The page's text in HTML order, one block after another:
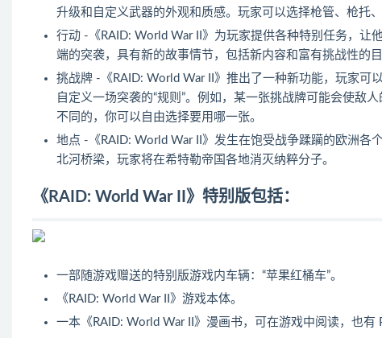
升级和自定义武器的外观和质感。玩家可以选择枪管、枪托
行动 -《RAID: World War II》为玩家提供各种特别任务，让
端的突袭，具有新的故事情节，包括新内容和富有挑战性的
挑战牌 -《RAID: World War II》推出了一种新功能，玩家可
自定义一场突袭的“规则”。例如，某一张挑战牌可能会使敌
不同的，你可以自由选择要用哪一张。
地点 -《RAID: World War II》发生在饱受战争蹂躏的欧洲各
北河桥梁，玩家将在希特勒帝国各地消灭纳粹分子。
《RAID: World War II》特别版包括：
一部随游戏赠送的特别版游戏内车辆：“苹果红桶车”。
《RAID: World War II》游戏本体。
一本《RAID: World War II》漫画书，可在游戏中阅读，也有